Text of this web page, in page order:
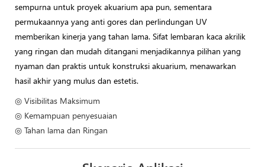
sempurna untuk proyek akuarium apa pun, sementara
permukaannya yang anti gores dan perlindungan UV
memberikan kinerja yang tahan lama. Sifat lembaran kaca akrilik
yang ringan dan mudah ditangani menjadikannya pilihan yang
nyaman dan praktis untuk konstruksi akuarium, menawarkan
hasil akhir yang mulus dan estetis.
◎ Visibilitas Maksimum
◎ Kemampuan penyesuaian
◎ Tahan lama dan Ringan